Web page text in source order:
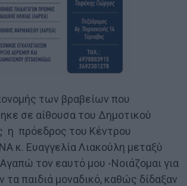
των βραβείων που
σε αίθουσα του Δημοτικού
η πρόεδρος του Κέντρου
κ. Ευαγγελία Λιακούλη μεταξύ
τον εαυτό μου -Νοιάζομαι για
τα παιδιά μοναδικό, καθώς δίδαξαν